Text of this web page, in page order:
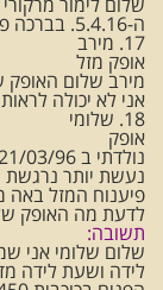
ה-5.4.16. בברכה פנינה
17. מירב
אופק מזל
מירב שלום האופק
אני לא יכולה
18. שלומי
אופק
נעשת יותר
פיענוח המזל באה
לדעת מה האופק
תשובה:
שלום שלומי אני
לידה ושעת לידה